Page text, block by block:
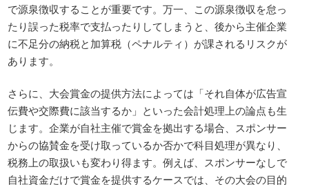
で源泉徴収することが重要です。万一、この源泉徴収を怠っ
たり誤った税率で支払ったりしてしまうと、後から主催企業
に不足分の納税と加算税（ペナルティ）が課されるリスクが
あります。
さらに、大会賞金の提供方法によっては「それ自体が広告宣
伝費や交際費に該当するか」といった会計処理上の論点も生
じます。企業が自社主催で賞金を拠出する場合、スポンサー
からの協賛金を受け取っているか否かで科目処理が異なり、
税務上の取扱いも変わり得ます。例えば、スポンサーなしで
自社資金だけで賞金を提供するケースでは、その大会の目的